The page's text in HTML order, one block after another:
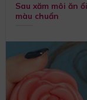
Sau xăm môi ăn
màu chuẩn